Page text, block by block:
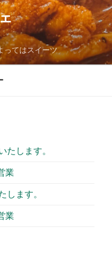
ってはスイーツ
たします。
業
します。
業